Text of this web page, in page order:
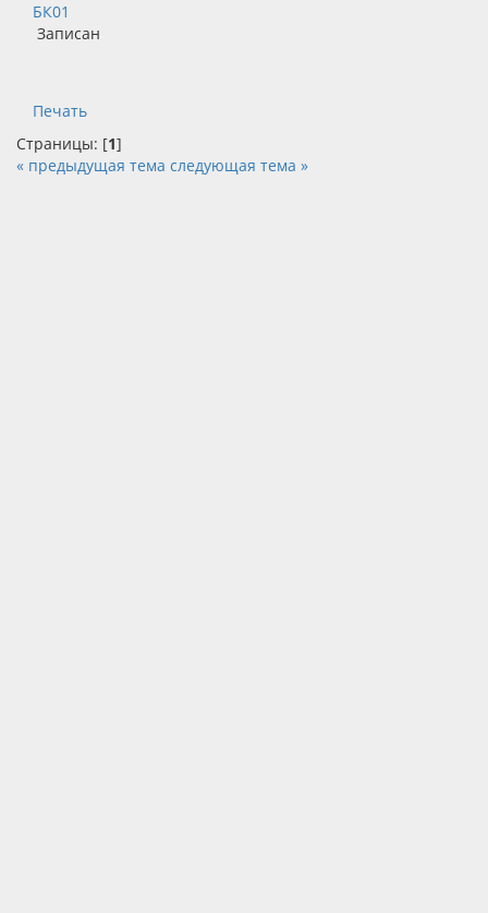
БК01
Записан
Печать
Страницы: [1]
« предыдущая тема следующая тема »